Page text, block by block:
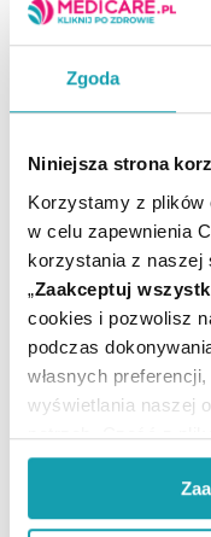
Zgoda
Niniejsza strona
Korzystamy z plików
w celu zapewnienia
korzystania z naszej
„Zaakceptuj
cookies i pozwolisz
podczas
własnych
wyświetlania naszej
potrzeb. Część z
do prawidłowego
funkcjonalności. W
korzystasz z naszej
pochwy. Zaleca się
związanych z
tkanek. Preparatu
zabiegach
estrogenów.
Kluczowym
organizmu.
nawilżenia,
hialuronowy w
pozwala odtworzyć
regeneracji